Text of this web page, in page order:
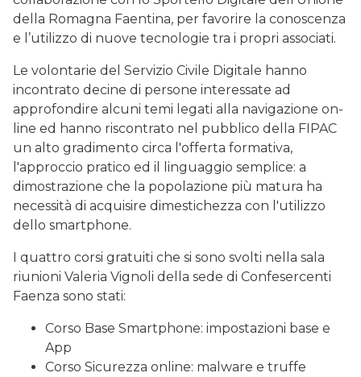
della Romagna Faentina, per favorire la conoscenza
e l’utilizzo di nuove tecnologie tra i propri associati.
Le volontarie del Servizio Civile Digitale hanno
incontrato decine di persone interessate ad
approfondire alcuni temi legati alla navigazione on-
line ed hanno riscontrato nel pubblico della FIPAC
un alto gradimento circa l'offerta formativa,
l'approccio pratico ed il linguaggio semplice: a
dimostrazione che la popolazione più matura ha
necessità di acquisire dimestichezza con l'utilizzo
dello smartphone.
I quattro corsi gratuiti che si sono svolti nella sala
riunioni Valeria Vignoli della sede di Confesercenti
Faenza sono stati:
Corso Base Smartphone: impostazioni base e
App
Corso Sicurezza online: malware e truffe